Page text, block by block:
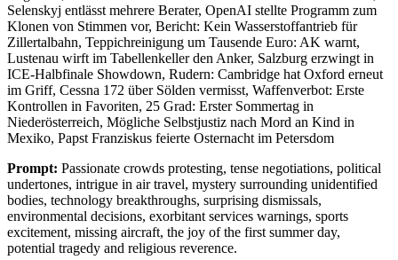
Selenskyj entlässt mehrere Berater, OpenAI stellte Programm zum
Klonen von Stimmen vor, Bericht: Kein Wasserstoffantrieb für
Zillertalbahn, Teppichreinigung um Tausende Euro: AK warnt,
Lustenau wirft im Tabellenkeller den Anker, Salzburg erzwingt in
ICE-Halbfinale Showdown, Rudern: Cambridge hat Oxford erneut
im Griff, Cessna 172 über Sölden vermisst, Waffenverbot: Erste
Kontrollen in Favoriten, 25 Grad: Erster Sommertag in
Niederösterreich, Mögliche Selbstjustiz nach Mord an Kind in
Mexiko, Papst Franziskus feierte Osternacht im Petersdom
Prompt: Passionate crowds protesting, tense negotiations, political
undertones, intrigue in air travel, mystery surrounding unidentified
bodies, technology breakthroughs, surprising dismissals,
environmental decisions, exorbitant services warnings, sports
excitement, missing aircraft, the joy of the first summer day,
potential tragedy and religious reverence.